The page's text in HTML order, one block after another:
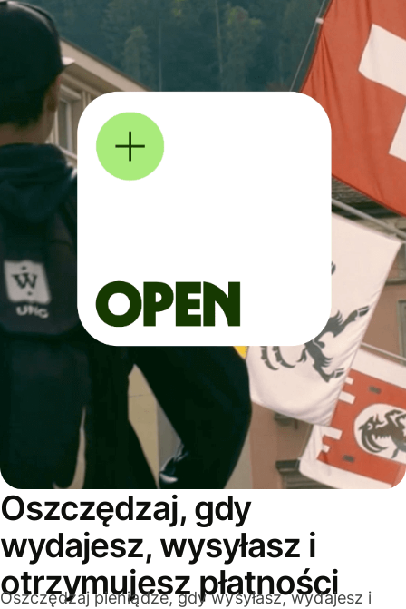
Oszczędzaj, gdy
wydajesz, wysyłasz i
otrzymujesz płatności
Oszczędzaj pieniądze, gdy wysyłasz, wydajesz i